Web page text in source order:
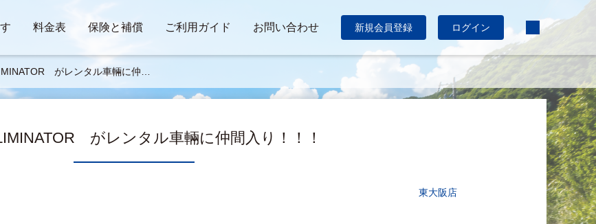
料金表 保険と補償 ご利用ガイド お問い合わせ 新規会員登録 ログイン
がレンタル車輛に仲間
がレンタル車輛に仲間入り！！！
東大阪店